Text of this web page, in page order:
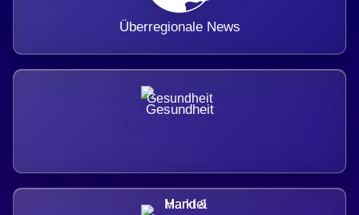
Überregionale News
Gesundheit